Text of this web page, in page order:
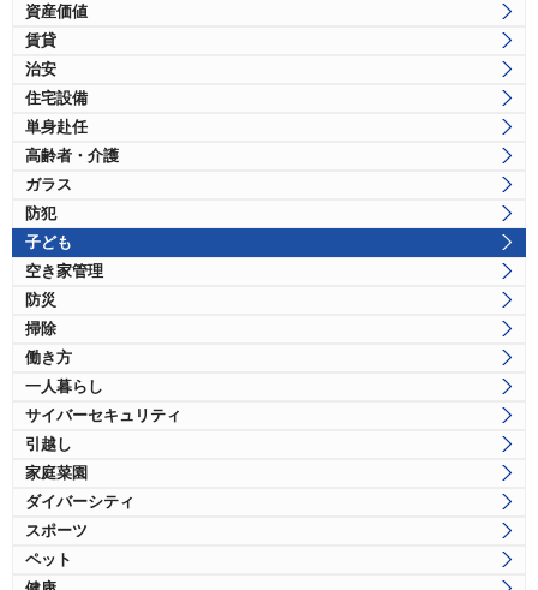
資産価値
賃貸
治安
住宅設備
単身赴任
高齢者・介護
ガラス
防犯
子ども
空き家管理
防災
掃除
働き方
一人暮らし
サイバーセキュリティ
引越し
家庭菜園
ダイバーシティ
スポーツ
ペット